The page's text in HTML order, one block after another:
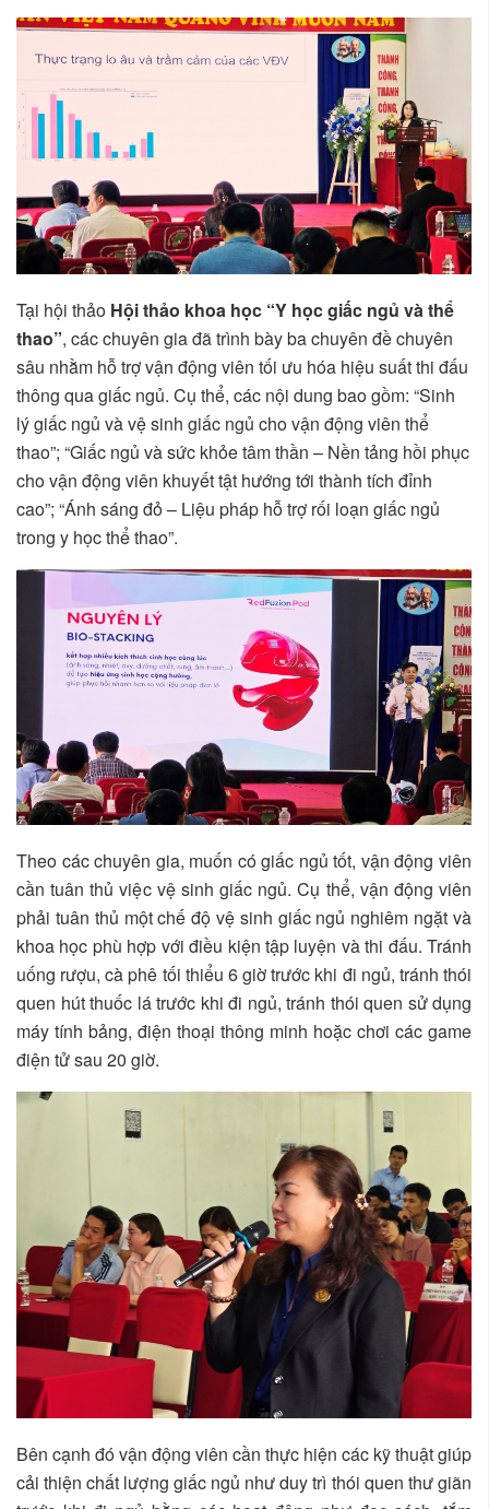
Tại hội thảo Hội thảo khoa học “Y học giấc ngủ và thể
thao”, các chuyên gia đã trình bày ba chuyên đề chuyên
sâu nhằm hỗ trợ vận động viên tối ưu hóa hiệu suất thi đấu
thông qua giấc ngủ. Cụ thể, các nội dung bao gồm: “Sinh
lý giấc ngủ và vệ sinh giấc ngủ cho vận động viên thể
thao”; “Giấc ngủ và sức khỏe tâm thần – Nền tảng hồi phục
cho vận động viên khuyết tật hướng tới thành tích đỉnh
cao”; “Ánh sáng đỏ – Liệu pháp hỗ trợ rối loạn giấc ngủ
trong y học thể thao”.
Theo các chuyên gia, muốn có giấc ngủ tốt, vận động viên
cần tuân thủ việc vệ sinh giấc ngủ. Cụ thể, vận động viên
phải tuân thủ một chế độ vệ sinh giấc ngủ nghiêm ngặt và
khoa học phù hợp với điều kiện tập luyện và thi đấu. Tránh
uống rượu, cà phê tối thiểu 6 giờ trước khi đi ngủ, tránh thói
quen hút thuốc lá trước khi đi ngủ, tránh thói quen sử dụng
máy tính bảng, điện thoại thông minh hoặc chơi các game
điện tử sau 20 giờ.
Bên cạnh đó vận động viên cần thực hiện các kỹ thuật giúp
cải thiện chất lượng giấc ngủ như duy trì thói quen thư giãn